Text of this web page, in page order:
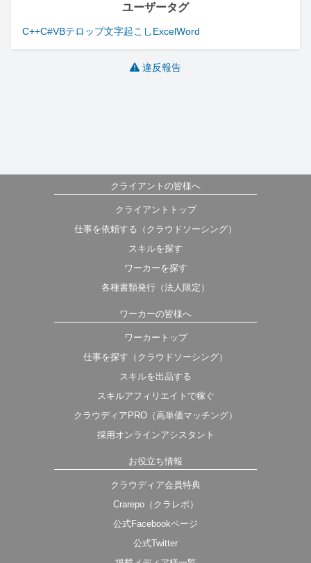
ユーザータグ
C++C#VBテロップ文字起こしExcelWord
違反報告
クライアントの皆様へ
クライアントトップ
仕事を依頼する（クラウドソーシング）
スキルを探す
ワーカーを探す
各種書類発行（法人限定）
ワーカーの皆様へ
ワーカートップ
仕事を探す（クラウドソーシング）
スキルを出品する
スキルアフィリエイトで稼ぐ
クラウディアPRO（高単価マッチング）
採用オンラインアシスタント
お役立ち情報
クラウディア会員特典
Crarepo（クラレポ）
公式Facebookページ
公式Twitter